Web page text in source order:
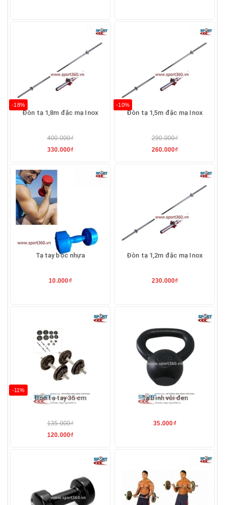
-18%
Đòn tạ 1,8m đặc mạ Inox
400.000₫
330.000₫
-10%
Đòn tạ 1,5m đặc mạ Inox
290.000₫
260.000₫
Tạ tay bọc nhựa
10.000₫
Đòn tạ 1,2m đặc mạ Inox
230.000₫
-11%
Đòn tạ tay 35 cm
135.000₫
120.000₫
Tạ bình vôi đen
35.000₫